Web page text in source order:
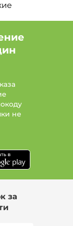
мини
в
полных
на
не
за